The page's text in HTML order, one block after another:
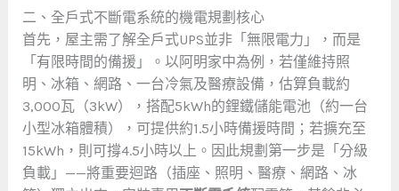
二、全戶式不斷電系統的機電規劃核心
首先，屋主需了解全戶式UPS並非「無限電力」，而是
「有限時間的備援」。以阿明家中為例，若僅維持照
明、冰箱、網路、一台冷氣及醫療設備，估算負載約
3,000瓦（3kW），搭配5kWh的鋰鐵儲能電池（約一台
小型冰箱體積），可提供約1.5小時備援時間；若擴充至
15kWh，則可撐4.5小時以上。因此規劃第一步是「分級
負載」——將重要迴路（插座、照明、醫療、網路、冰